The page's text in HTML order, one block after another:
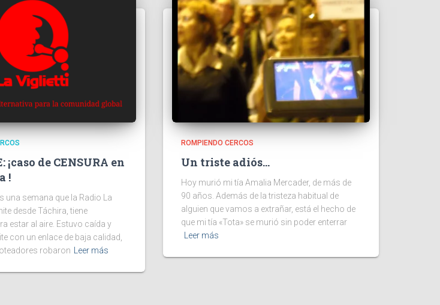
¡caso de CENSURA en
!
una semana que la Radio La
desde Táchira, tiene
estar al aire. Estuvo caída y
con un enlace de baja calidad,
robaron
Leer más
ROMPIENDO CERCOS
Un triste adiós…
Hoy murió mi tía Amalia Mercader, de más de
90 años. Además de la tristeza habitual de
alguien que vamos a extrañar, está el hecho de
que mi tía «Tota» se murió sin poder enterrar
Leer más